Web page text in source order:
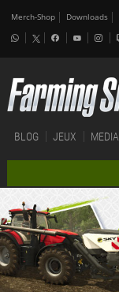
Merch-Shop Downloads
BLOG JEUX MEDIA